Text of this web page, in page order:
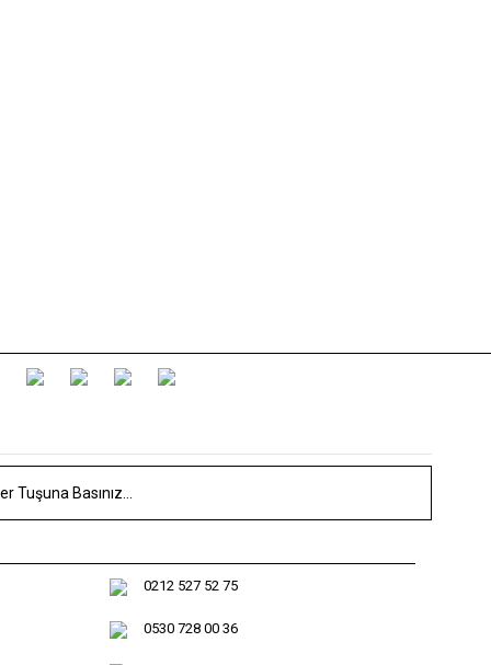
0212 527 52 75
0530 728 00 36